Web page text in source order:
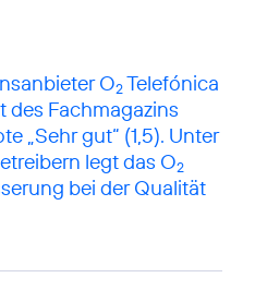
O2Telefónica
des Fachmagazins
„Sehr gut“ (1,5). Unter
legt das O2
bei der Qualität